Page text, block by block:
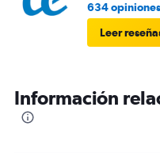
634 opiniones
Leer
Información